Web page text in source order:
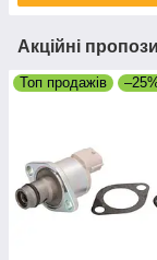
Акційні
Топ продажів